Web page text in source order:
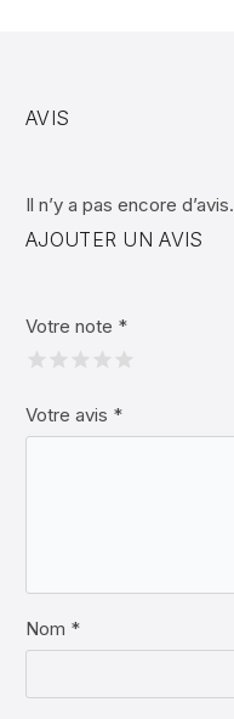
AVIS
Il n’y a pas encore d’avis.
AJOUTER UN AVIS
Votre note *
Votre avis *
Nom *